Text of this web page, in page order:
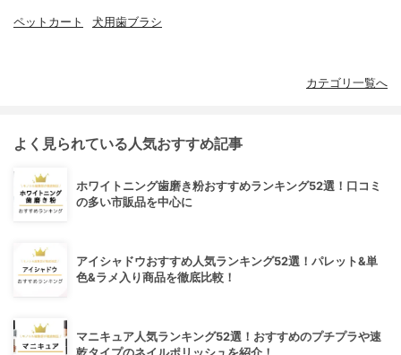
ペットカート 犬用歯ブラシ
カテゴリ一覧へ
よく見られている人気おすすめ記事
ホワイトニング歯磨き粉おすすめランキング52選！口コミ
の多い市販品を中心に
アイシャドウおすすめ人気ランキング52選！パレット&単
色&ラメ入り商品を徹底比較！
マニキュア人気ランキング52選！おすすめのプチプラや速